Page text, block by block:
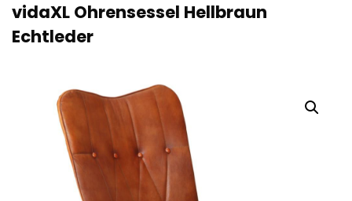
vidaXL Ohrensessel Hellbraun
Echtleder